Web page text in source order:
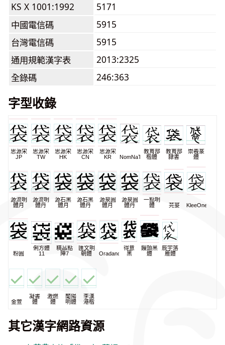
KS X 1001:1992
5171
中國電信碼
5915
台灣電信碼
5915
通用規範漢字表
2013:2325
全錄碼
246:363
字型收錄
思源宋
JP
思源宋
TW
思源宋
HK
思源宋
CN
思源宋
KR
NomNaTong
教育部
楷體
教育部
隸書
崇羲篆
體
源流明
體月
源流明
體丹
源石黑
體月
源石黑
體丹
源泉圓
體月
源泉圓
體丹
一點明
體
芫荽 KleeOne
粉圓
俐方體
11
精品點
陣7
匯文明
朝體
Oradano
得意
黑
饅頭黑
體
辰宇落
雁體
金萱
凝書
體
激燃
體
蘭陽
明體
李漢
港楷
其它漢字網路資源